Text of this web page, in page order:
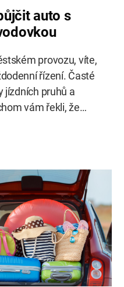
auto s
provozu, víte,
řízení. Časté
jízdních pruhů a
vám řekli, že
auta s
z jízdy. Auto […]